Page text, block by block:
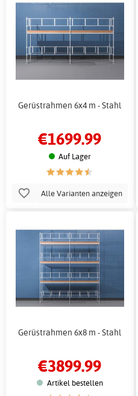
Gerüstrahmen 6x4 m - Stahl
€1699.99
Auf Lager
Alle Varianten anzeigen
Gerüstrahmen 6x8 m - Stahl
€3899.99
Artikel bestellen